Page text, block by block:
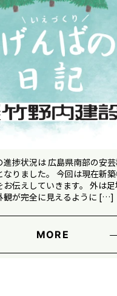
進捗状況は 広島県南部の安
りました。 今回は現在新
伝えしていきます。 外は
観が完全に見えるように […]
MORE